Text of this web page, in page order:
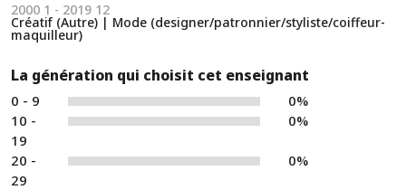
2000 1 - 2019 12
Créatif (Autre) | Mode (designer/patronnier/styliste/coiffeur-
maquilleur)
La génération qui choisit cet enseignant
0 - 9
0%
10 -
19
0%
20 -
29
0%